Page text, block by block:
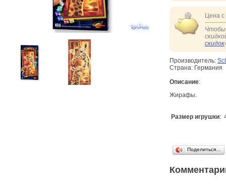
Цена
Чтобы
скидок
Производитель:
Страна: Германия
Описание:
Жирафы.
Размер игрушки:
Поделиться…